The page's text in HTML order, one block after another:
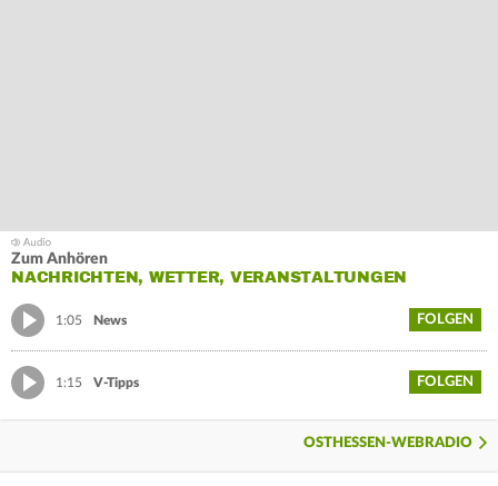
Zum Anhören
NACHRICHTEN, WETTER, VERANSTALTUNGEN
1:05 News FOLGEN
1:15 V-Tipps FOLGEN
OSTHESSEN-WEBRADIO